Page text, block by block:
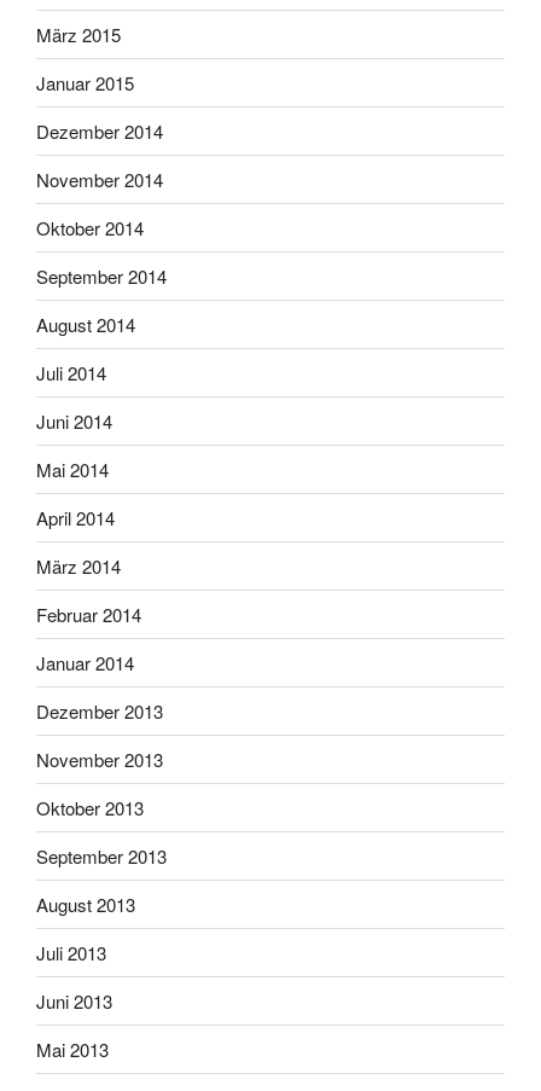
März 2015
Januar 2015
Dezember 2014
November 2014
Oktober 2014
September 2014
August 2014
Juli 2014
Juni 2014
Mai 2014
April 2014
März 2014
Februar 2014
Januar 2014
Dezember 2013
November 2013
Oktober 2013
September 2013
August 2013
Juli 2013
Juni 2013
Mai 2013